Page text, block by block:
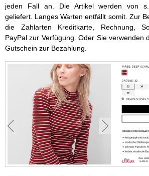
jeden Fall an. Die Artikel werden von
geliefert. Langes Warten entfällt somit. Zur
die Zahlarten Kreditkarte, Rechnung,
PayPal zur Verfügung. Oder Sie verwenden
Gutschein zur Bezahlung.